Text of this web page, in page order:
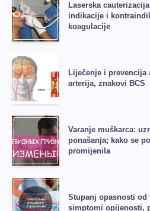
Laserska
indikacije i
koagulacije
Liječenje i prevencija
arterija, znakovi BCS
Varanje muškarca:
ponašanja; kako se
promijenila
Stupanj opasnosti od
simptomi opijenosti,